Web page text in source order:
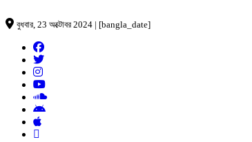
বুধবার, 23 অক্টোবর 2024 | [bangla_date]